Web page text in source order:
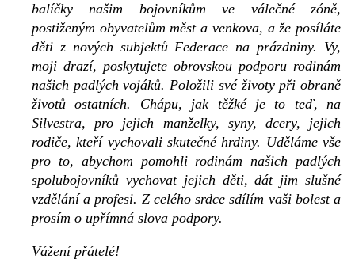
balíčky našim bojovníkům ve válečné zóně,
postiženým obyvatelům měst a venkova, a že posíláte
děti z nových subjektů Federace na prázdniny. Vy,
moji drazí, poskytujete obrovskou podporu rodinám
našich padlých vojáků. Položili své životy při obraně
životů ostatních. Chápu, jak těžké je to teď, na
Silvestra, pro jejich manželky, syny, dcery, jejich
rodiče, kteří vychovali skutečné hrdiny. Uděláme vše
pro to, abychom pomohli rodinám našich padlých
spolubojovníků vychovat jejich děti, dát jim slušné
vzdělání a profesi. Z celého srdce sdílím vaši bolest a
prosím o upřímná slova podpory.
Vážení přátelé!